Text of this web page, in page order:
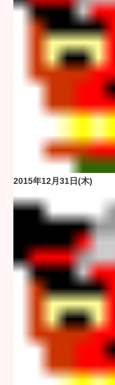
2015年12月31日(木)